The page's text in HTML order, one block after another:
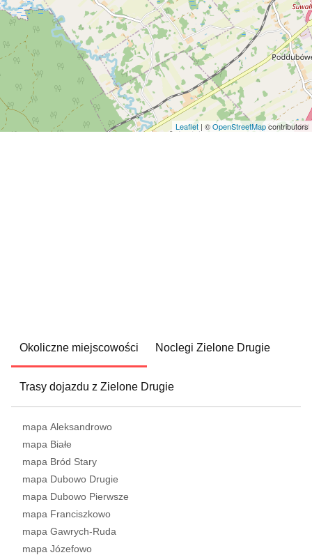
Leaflet | ©OpenStreetMapcontributors
Okoliczne miejscowości Noclegi Zielone Drugie
Trasy dojazdu z Zielone Drugie
mapa Aleksandrowo
mapa Białe
mapa Bród Stary
mapa Dubowo Drugie
mapa Dubowo Pierwsze
mapa Franciszkowo
mapa Gawrych-Ruda
mapa Józefowo